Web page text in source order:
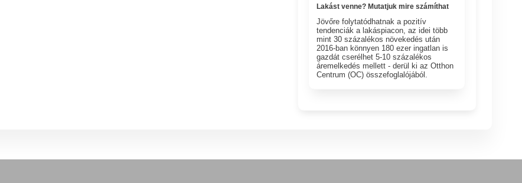
Lakást venne? Mutatjuk mire számíthat
Jövőre folytatódhatnak a pozitív
tendenciák a lakáspiacon, az idei több
mint 30 százalékos növekedés után
2016-ban könnyen 180 ezer ingatlan is
gazdát cserélhet 5-10 százalékos
áremelkedés mellett - derül ki az Otthon
Centrum (OC) összefoglalójából.